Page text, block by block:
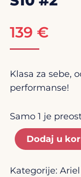
139 €
Klasa za sebe,
performanse!
Samo 1 je
Dodaj u
Kategorije: